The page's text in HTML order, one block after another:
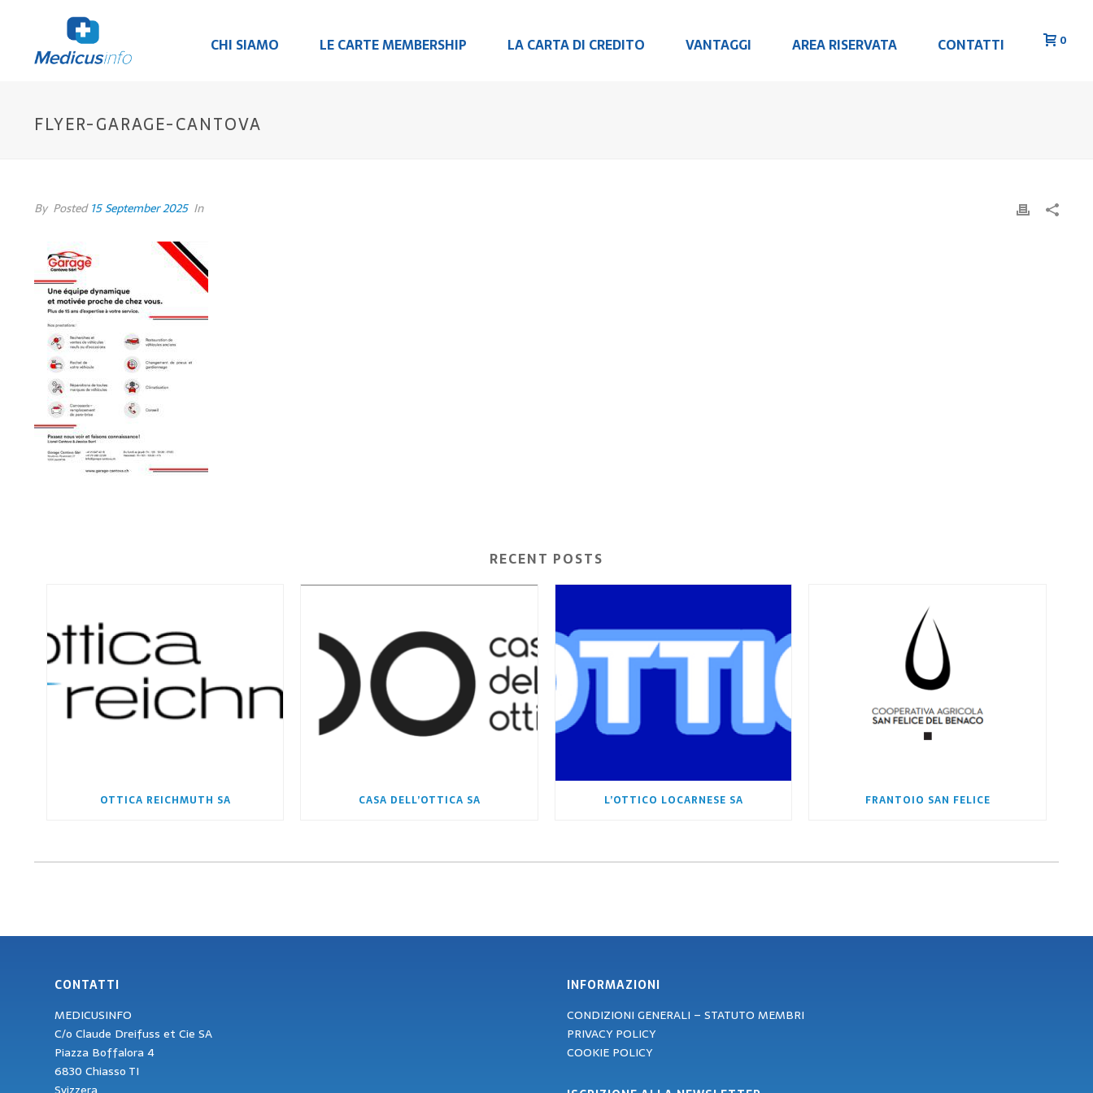
CHI SIAMO LE CARTE MEMBERSHIP LA CARTA DI CREDITO VANTAGGI AREA RISERVATA CONTATTI 0
FLYER-GARAGE-CANTOVA
By Posted15 September 2025 In
RECENT POSTS
OTTICA REICHMUTH SA CASA DELL’OTTICA SA L’OTTICO LOCARNESE SA FRANTOIO SAN FELICE
CONTATTI
MEDICUSINFO
C/o Claude Dreifuss et Cie SA
Piazza Boffalora 4
6830 Chiasso TI
INFORMAZIONI
CONDIZIONI GENERALI – STATUTO MEMBRI
PRIVACY POLICY
COOKIE POLICY